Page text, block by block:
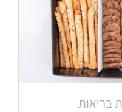
בריאות